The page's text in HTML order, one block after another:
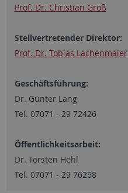
Prof. Dr. Christian Groß
Stellvertretender Direktor:
Prof. Dr. Tobias Lachenmaier
Geschäftsführung:
Dr. Günter Lang
Tel. 07071 - 29 72426
Öffentlichkeitsarbeit:
Dr. Torsten Hehl
Tel. 07071 - 29 76268